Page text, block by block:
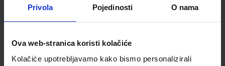
Privola Pojedinosti O nama
Ova web-stranica koristi kolačiće
Kolačiće upotrebljavamo kako bismo personalizirali
Jedinična mjera
kom